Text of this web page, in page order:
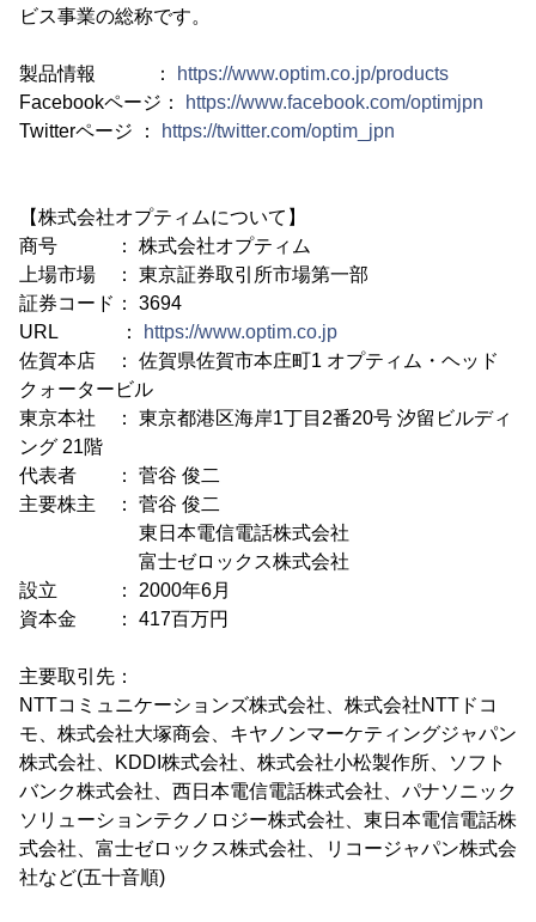
ビス事業の総称です。
製品情報 ：
https://www.optim.co.jp/products
Facebookページ：
https://www.facebook.com/optimjpn
Twitterページ ：
https://twitter.com/optim_jpn
【株式会社オプティムについて】
商号 ： 株式会社オプティム
上場市場 ： 東京証券取引所市場第一部
証券コード： 3694
URL ：
https://www.optim.co.jp
佐賀本店 ： 佐賀県佐賀市本庄町1 オプティム・ヘッド
クォータービル
東京本社 ： 東京都港区海岸1丁目2番20号 汐留ビルディ
ング 21階
代表者 ： 菅谷 俊二
主要株主 ： 菅谷 俊二
東日本電信電話株式会社
富士ゼロックス株式会社
設立 ： 2000年6月
資本金 ： 417百万円
主要取引先：
NTTコミュニケーションズ株式会社、株式会社NTTドコ
モ、株式会社大塚商会、キヤノンマーケティングジャパン
株式会社、KDDI株式会社、株式会社小松製作所、ソフト
バンク株式会社、西日本電信電話株式会社、パナソニック
ソリューションテクノロジー株式会社、東日本電信電話株
式会社、富士ゼロックス株式会社、リコージャパン株式会
社など(五十音順)